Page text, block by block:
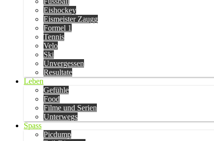
Eishockey
Eismeister Zaugg
Formel 1
Tennis
Velo
Ski
Unvergessen
Resultate
Leben
Gefühle
Food
Filme und Serien
Unterwegs
Spass
Picdump